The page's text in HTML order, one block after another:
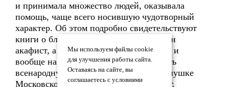
и принимала множество людей, оказывала
помощь, чаще всего носившую чудотворный
характер. Об этом подробно свидетельствуют
книги о блаженной Алипии, ей написан
акафист, а то, как почитают ее в Киеве и
вообще на Украине, приводит на память
всенародную любовь россиян к Матронушке
Московской. Собственно, издание книг,
Мы используем файлы cookie
для улучшения работы сайта.
Оставаясь на сайте, вы
соглашаетесь с условиями